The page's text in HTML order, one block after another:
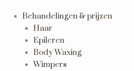
Behandelingen & prijzen
Haar
Epileren
Body Waxing
Wimpers